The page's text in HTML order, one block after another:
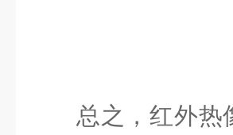
总之，红外热